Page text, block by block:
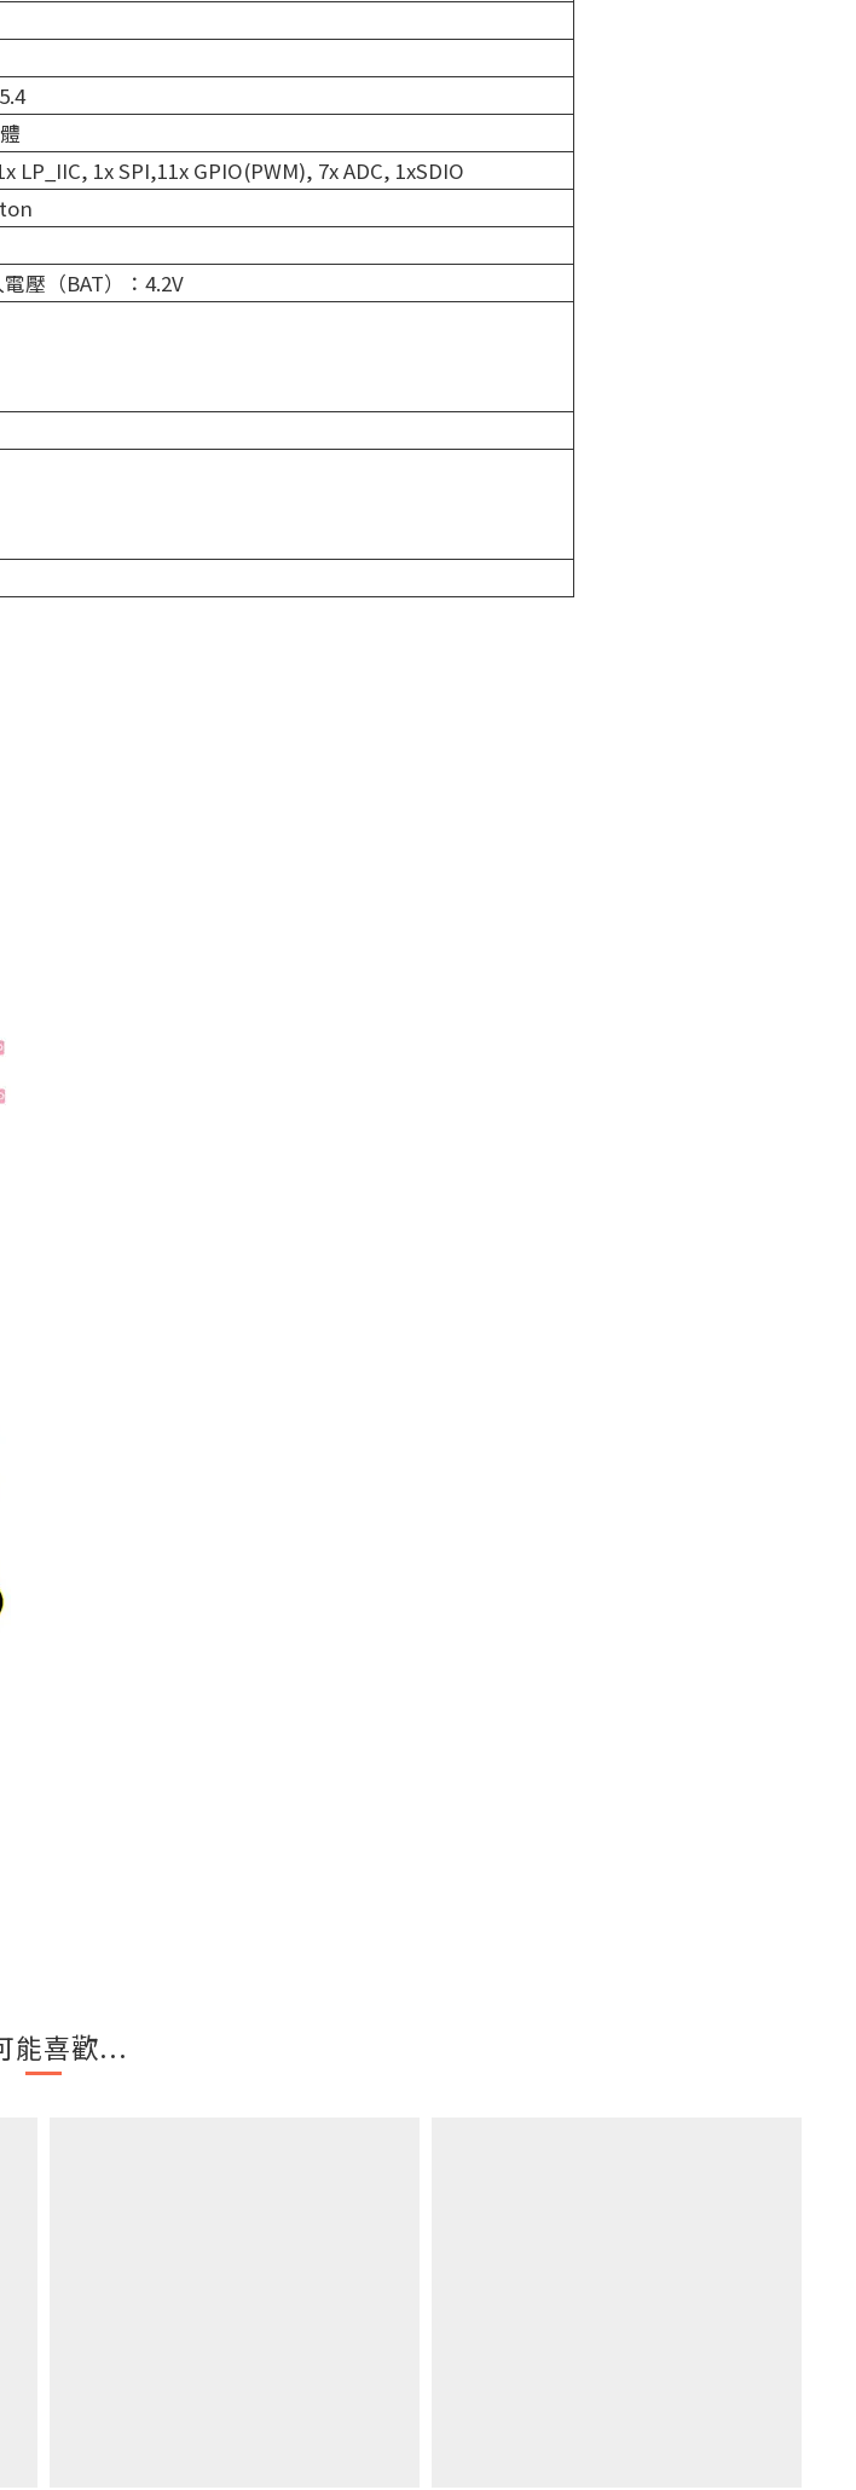
LP_IIC, 1x SPI,11x GPIO(PWM), 7x ADC, 1xSDIO
壓（BAT）：4.2V
能喜歡...